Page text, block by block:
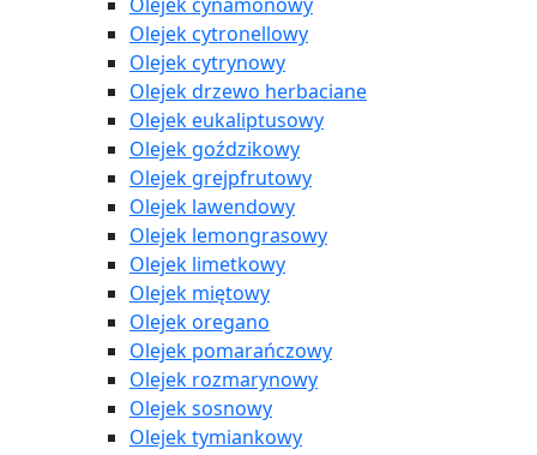
Olejek cytronellowy
Olejek cytrynowy
Olejek drzewo herbaciane
Olejek eukaliptusowy
Olejek goździkowy
Olejek grejpfrutowy
Olejek lawendowy
Olejek lemongrasowy
Olejek limetkowy
Olejek miętowy
Olejek oregano
Olejek pomarańczowy
Olejek rozmarynowy
Olejek sosnowy
Olejek tymiankowy